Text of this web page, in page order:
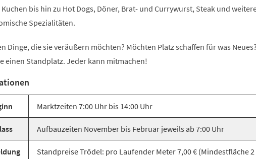
bis hin zu Hot Dogs, Döner, Brat- und Currywurst, Steak und
Spezialitäten.
Dinge, die sie veräußern möchten? Möchten Platz schaffen für was
einen Standplatz. Jeder kann mitmachen!
Marktzeiten 7:00 Uhr bis 14:00 Uhr
Aufbauzeiten November bis Februar jeweils ab 7:00 Uhr
Standpreise Trödel: pro Laufender Meter 7,00 € (Mindestfläche 2